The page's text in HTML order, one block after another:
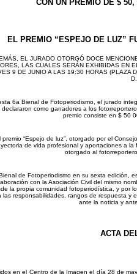
CON UN PREMIO DE $
EL PREMIO “ESPEJO DE LUZ”
EL JURADO OTORGÓ DOCE
LAS CUALES SERÁN EXHIBIDAS EN
9 DE JUNIO A LAS 19:30 HORAS (PLAZA
6a Bienal de Fotoperiodismo, el jurado
declararon como ganadores a los
premio consiste en $ 50
premio “Espejo de luz”, otorgado por el
de vida profesional y aportaciones a
otorgado al
de Fotoperiodismo en su sexta edición,
con la Asociación Civil del mismo
la propia comunidad fotoperiodística, y por
las responsabilidades, rangos de respuesta y
ante la noticia y
ACTA
en el Centro de la Imagen el día 28 de